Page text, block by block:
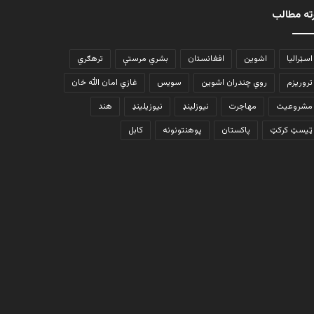
مطالب
اسټرالیا اشوین افغانستان بشري مرستې
ترهګري
تروریزم
روي چندران اشوین سویس
غازي امان الله خان
مشروعیت
مهاجرت نیوزلینډ نیوزیلینډ
هند
ټیسټ کرکټ
پاکستان پوهنتونونه کابل